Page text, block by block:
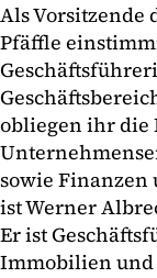
Als Vorsitzende
Pfäffle
obliegen ihr die
sowie
ist Werner
Er ist
Immobilien und